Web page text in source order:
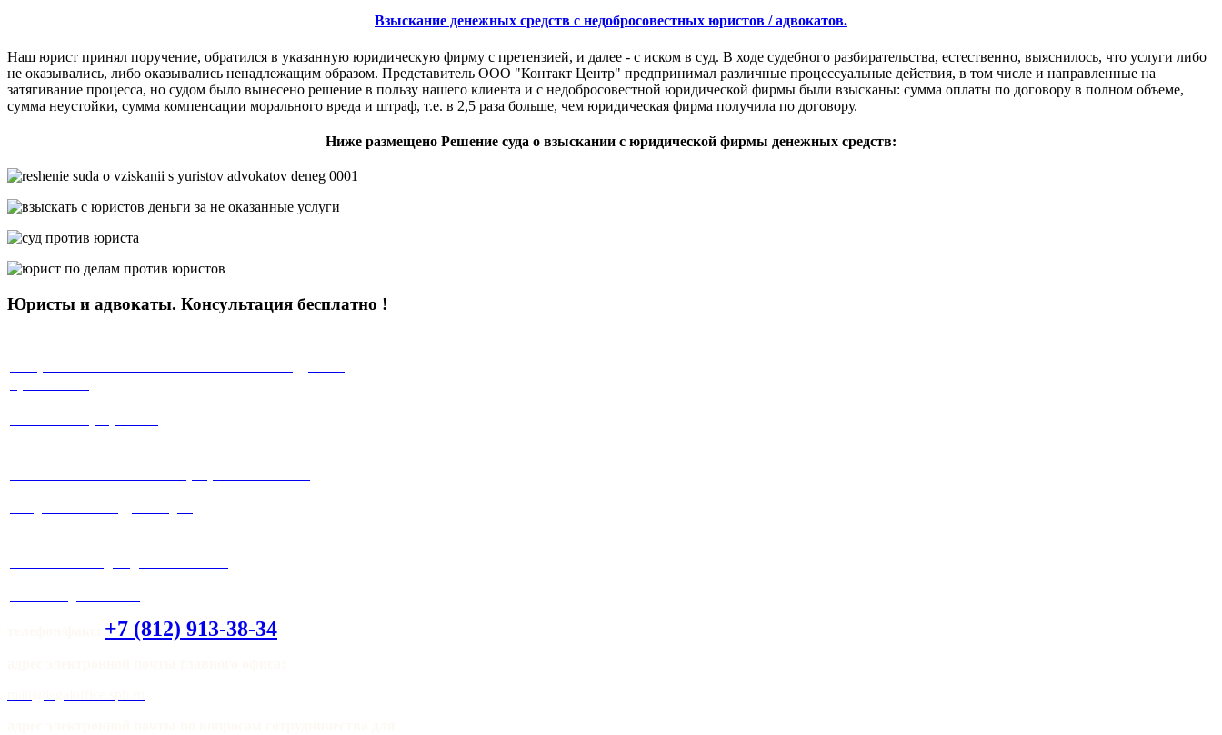
Взыскание денежных средств с недобросовестных юристов / адвокатов.
Наш юрист принял поручение, обратился в указанную юридическую фирму с претензией, и далее - с иском в суд. В ходе судебного разбирательства, естественно, выяснилось, что услуги либо
не оказывались, либо оказывались ненадлежащим образом. Представитель ООО "Контакт Центр" предпринимал различные процессуальные действия, в том числе и направленные на
затягивание процесса, но судом было вынесено решение в пользу нашего клиента и с недобросовестной юридической фирмы были взысканы: сумма оплаты по договору в полном объеме,
сумма неустойки, сумма компенсации морального вреда и штраф, т.е. в 2,5 раза больше, чем юридическая фирма получила по договору.
Ниже размещено Решение суда о взыскании с юридической фирмы денежных средств:
Юристы и адвокаты. Консультация бесплатно !
+7 (812) 913-38-34